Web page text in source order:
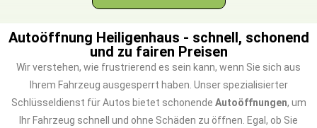
Autoöffnung Heiligenhaus - schnell, schonend
und zu fairen Preisen
Wir verstehen, wie frustrierend es sein kann, wenn Sie sich aus
Ihrem Fahrzeug ausgesperrt haben. Unser spezialisierter
Schlüsseldienst für Autos bietet schonende Autoöffnungen, um
Ihr Fahrzeug schnell und ohne Schäden zu öffnen. Egal, ob Sie